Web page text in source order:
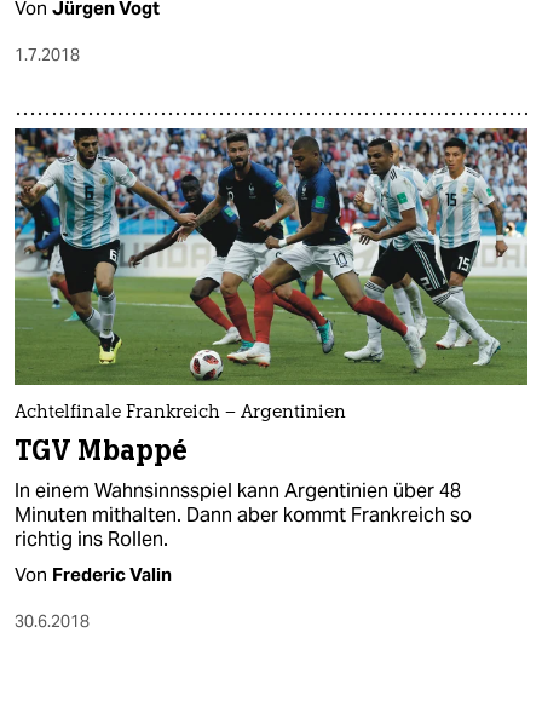
Von Jürgen Vogt
1.7.2018
Achtelfinale Frankreich – Argentinien
TGV Mbappé
In einem Wahnsinnsspiel kann Argentinien über 48
Minuten mithalten. Dann aber kommt Frankreich so
richtig ins Rollen.
Von Frederic Valin
30.6.2018